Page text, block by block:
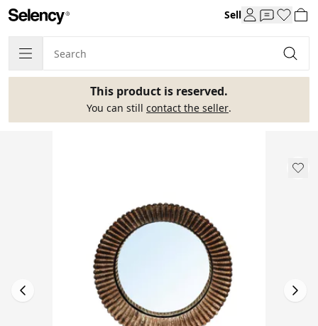
Sell
This product is reserved.
You can still contact the seller.